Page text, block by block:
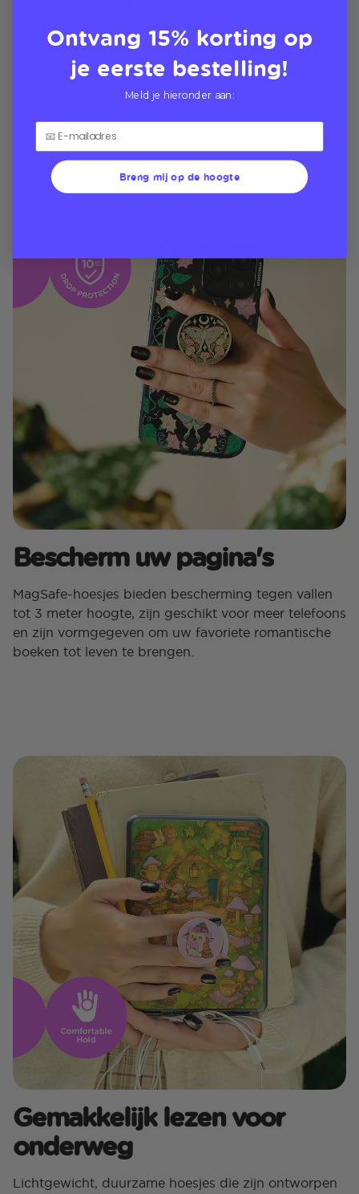
Verander dagelijks van genre met de MagSafe-
grepen die stevig vast- en losklikken.
Bescherm uw pagina's
MagSafe-hoesjes bieden bescherming tegen vallen
tot 3 meter hoogte, zijn geschikt voor meer telefoons
en zijn vormgegeven om uw favoriete romantische
boeken tot leven te brengen.
Gemakkelijk lezen voor
onderweg
Lichtgewicht, duurzame hoesjes die zijn ontworpen
Ontvang 15% korting op
je eerste bestelling!
Meld je hieronder aan:
Breng mij op de hoogte